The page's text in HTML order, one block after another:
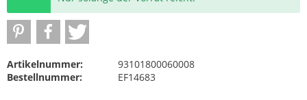
Artikelnummer:
93101800060008
Bestellnummer:
EF14683